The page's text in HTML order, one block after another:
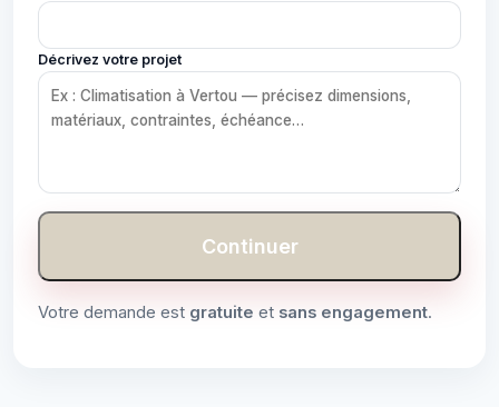
Décrivez votre projet
Continuer
Votre demande est gratuite et sans engagement.